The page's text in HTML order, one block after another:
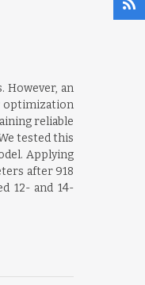
However, an
optimization
reliable
tested this
Applying
after 918
12- and 14-